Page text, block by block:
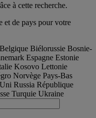
à cette recherche.
et de pays pour votre
Belgique Biélorussie Bosnie-
Espagne Estonie
Kosovo Lettonie
Norvège Pays-Bas
Russia République
Turquie Ukraine